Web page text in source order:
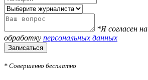
*Я согласен на
обработку персональных данных
Записаться
* Совершенно бесплатно